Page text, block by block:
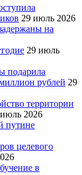
29 июль 2026
на
29 июль
подарила
рублей 29
территории
2026
путине
целевого
в